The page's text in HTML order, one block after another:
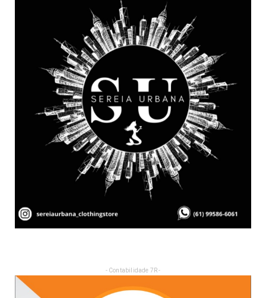
- Contabilidade 7R -